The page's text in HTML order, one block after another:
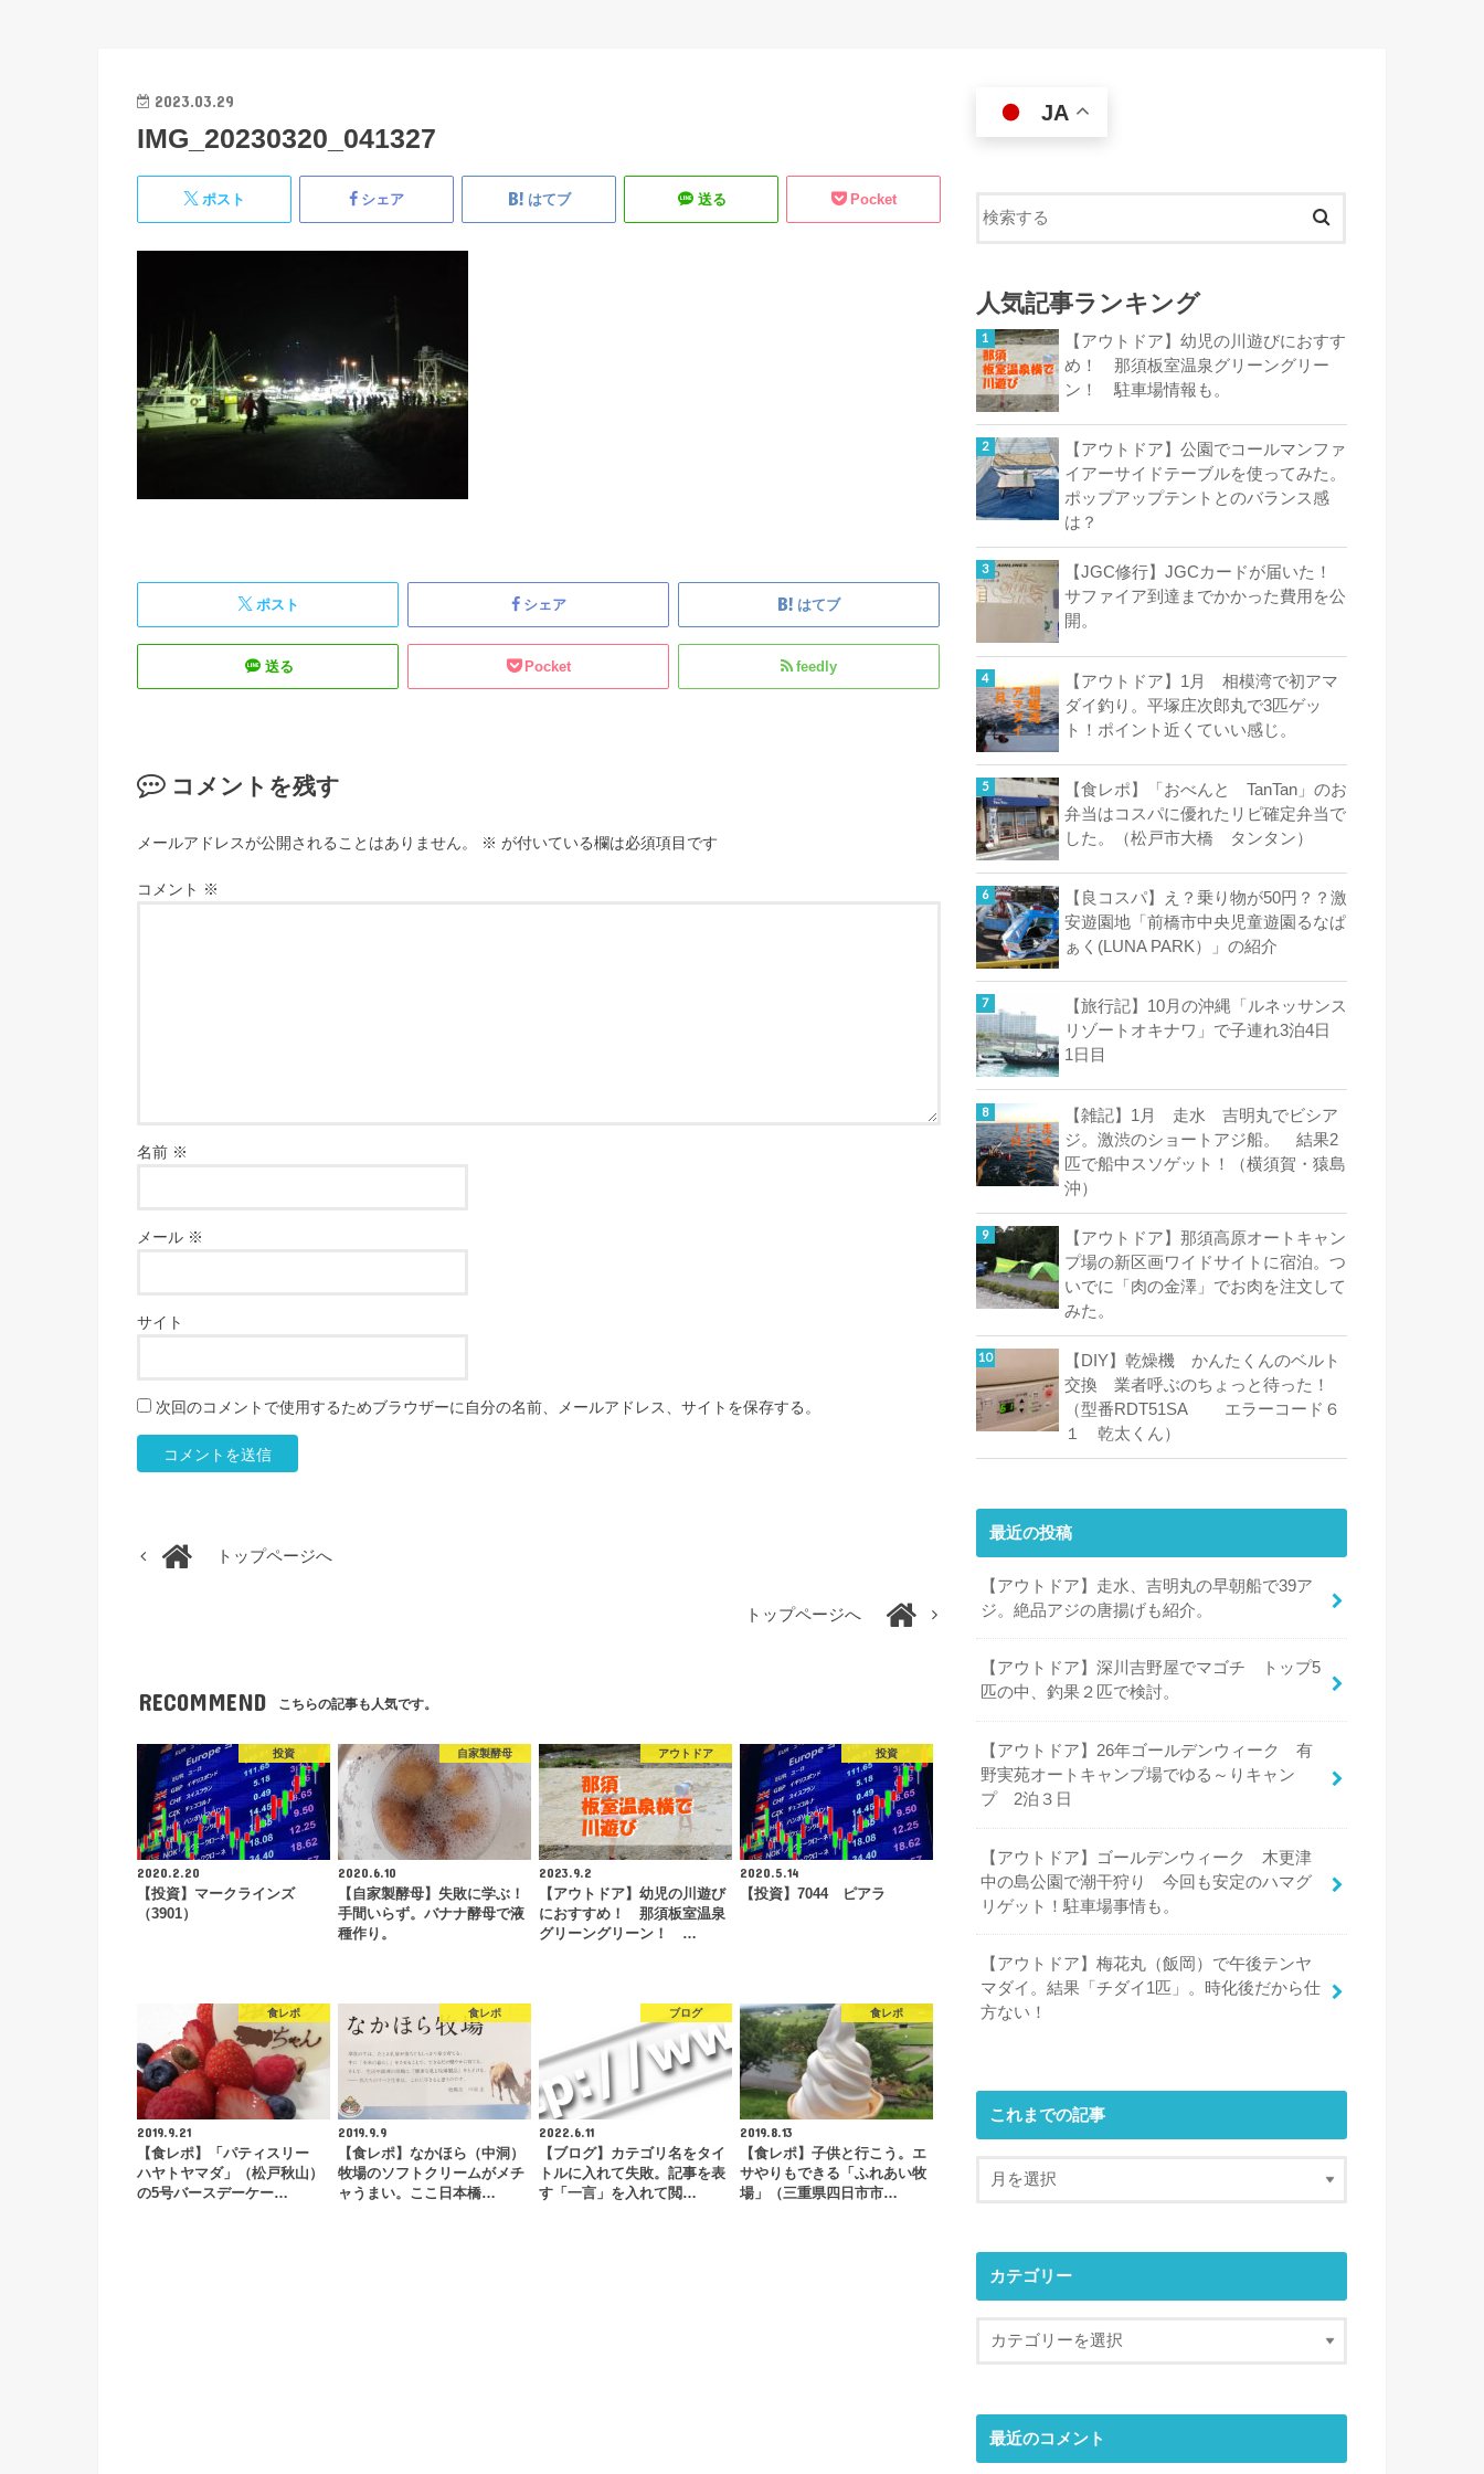
2023.03.29
IMG_20230320_041327
ポスト シェア はてブ 送る Pocket
ポスト シェア はてブ
送る Pocket feedly
コメントを残す
メールアドレスが公開されることはありません。 ※ が付いている欄は必須項目です
コメント ※
名前 ※
メール ※
サイト
次回のコメントで使用するためブラウザーに自分の名前、メールアドレス、サイトを保存する。
トップページへ
トップページへ
RECOMMEND こちらの記事も人気です。
投資
2020.2.20
【投資】マークラインズ
（3901）
自家製酵母
2020.6.10
【自家製酵母】失敗に学ぶ！
手間いらず。バナナ酵母で液
種作り。
アウトドア
2023.9.2
【アウトドア】幼児の川遊び
におすすめ！ 那須板室温泉
グリーングリーン！ …
投資
2020.5.14
【投資】7044 ピアラ
食レポ
2019.9.21
【食レポ】「パティスリー
ハヤトヤマダ」（松戸秋山）
の5号バースデーケー…
食レポ
2019.9.9
【食レポ】なかほら（中洞）
牧場のソフトクリームがメチ
ャうまい。ここ日本橋…
ブログ
2022.6.11
【ブログ】カテゴリ名をタイ
トルに入れて失敗。記事を表
す「一言」を入れて閲…
食レポ
2019.8.13
【食レポ】子供と行こう。エ
サやりもできる「ふれあい牧
場」（三重県四日市市…
JA
人気記事ランキング
【アウトドア】幼児の川遊びにおすす
め！ 那須板室温泉グリーングリー
ン！ 駐車場情報も。
【アウトドア】公園でコールマンファ
イアーサイドテーブルを使ってみた。
ポップアップテントとのバランス感
は？
【JGC修行】JGCカードが届いた！
サファイア到達までかかった費用を公
開。
【アウトドア】1月 相模湾で初アマ
ダイ釣り。平塚庄次郎丸で3匹ゲッ
ト！ポイント近くていい感じ。
【食レポ】「おべんと TanTan」のお
弁当はコスパに優れたリピ確定弁当で
した。（松戸市大橋 タンタン）
【良コスパ】え？乗り物が50円？？激
安遊園地「前橋市中央児童遊園るなぱ
ぁく(LUNA PARK）」の紹介
【旅行記】10月の沖縄「ルネッサンス
リゾートオキナワ」で子連れ3泊4日
1日目
【雑記】1月 走水 吉明丸でビシア
ジ。激渋のショートアジ船。 結果2
匹で船中スソゲット！（横須賀・猿島
沖）
【アウトドア】那須高原オートキャン
プ場の新区画ワイドサイトに宿泊。つ
いでに「肉の金澤」でお肉を注文して
みた。
【DIY】乾燥機 かんたくんのベルト
交換 業者呼ぶのちょっと待った！
（型番RDT51SA エラーコード６
１ 乾太くん）
最近の投稿
【アウトドア】走水、吉明丸の早朝船で39ア
ジ。絶品アジの唐揚げも紹介。
【アウトドア】深川吉野屋でマゴチ トップ5
匹の中、釣果２匹で検討。
【アウトドア】26年ゴールデンウィーク 有
野実苑オートキャンプ場でゆる～りキャン
プ 2泊３日
【アウトドア】ゴールデンウィーク 木更津
中の島公園で潮干狩り 今回も安定のハマグ
リゲット！駐車場事情も。
【アウトドア】梅花丸（飯岡）で午後テンヤ
マダイ。結果「チダイ1匹」。時化後だから仕
方ない！
これまでの記事
カテゴリー
最近のコメント